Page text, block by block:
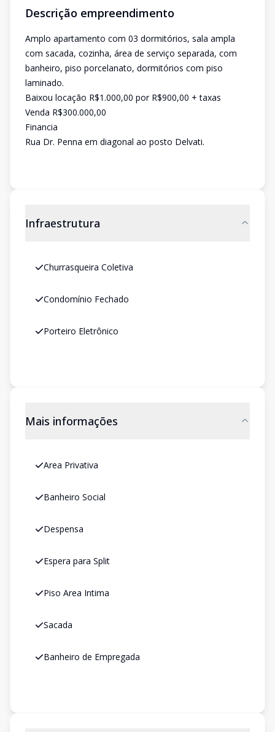
Descrição empreendimento
Amplo apartamento com 03 dormitórios, sala ampla
com sacada, cozinha, área de serviço separada, com
banheiro, piso porcelanato, dormitórios com piso
laminado.
Baixou locação R$1.000,00 por R$900,00 + taxas
Venda R$300.000,00
Financia
Rua Dr. Penna em diagonal ao posto Delvati.
Infraestrutura
Churrasqueira Coletiva
Condomínio Fechado
Porteiro Eletrônico
Mais informações
Area Privativa
Banheiro Social
Despensa
Espera para Split
Piso Area Intima
Sacada
Banheiro de Empregada